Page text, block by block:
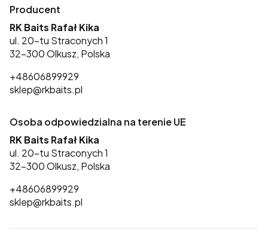
Producent
RK Baits Rafał Kika
ul. 20-tu Straconych 1
32-300 Olkusz, Polska
+48606899929
sklep@rkbaits.pl
Osoba odpowiedzialna na terenie UE
RK Baits Rafał Kika
ul. 20-tu Straconych 1
32-300 Olkusz, Polska
+48606899929
sklep@rkbaits.pl